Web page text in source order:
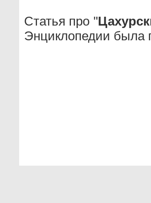
Статья про "
Энциклопедии была